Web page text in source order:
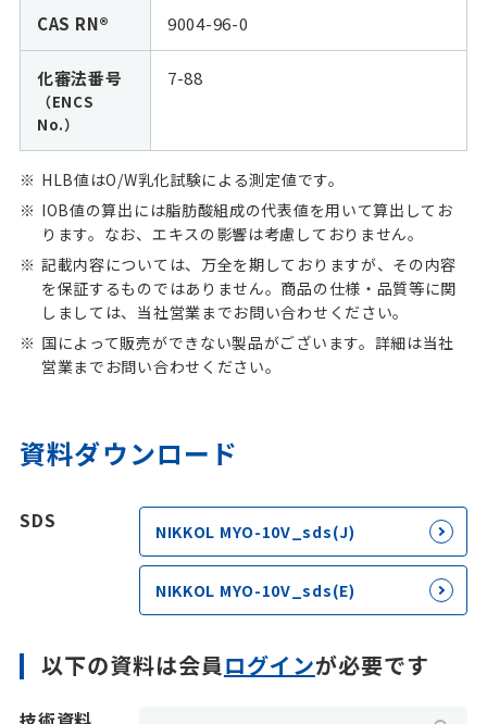
CAS RN® 9004-96-0
化審法番号
（ENCS
No.）
7-88
HLB値はO/W乳化試験による測定値です。
IOB値の算出には脂肪酸組成の代表値を用いて算出してお
ります。なお、エキスの影響は考慮しておりません。
記載内容については、万全を期しておりますが、その内容
を保証するものではありません。商品の仕様・品質等に関
しましては、当社営業までお問い合わせください。
国によって販売ができない製品がございます。詳細は当社
営業までお問い合わせください。
資料ダウンロード
SDS NIKKOL MYO-10V_sds(J)
NIKKOL MYO-10V_sds(E)
以下の資料は会員ログインが必要です